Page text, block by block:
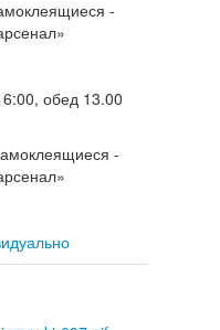
обед 13.00